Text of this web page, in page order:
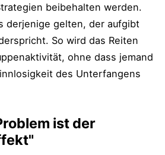
beibehalten werden.
derjenige gelten, der aufgibt
So wird das Reiten
ohne dass jemand
des Unterfangens
ist der